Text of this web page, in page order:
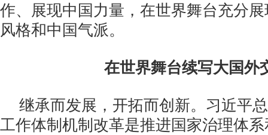
作、展现中国力量，在世界舞台充分
风格和中国气派。
在世界舞台续写大国外
继承而发展，开拓而创新。习近平
工作体制机制改革是推进国家治理体